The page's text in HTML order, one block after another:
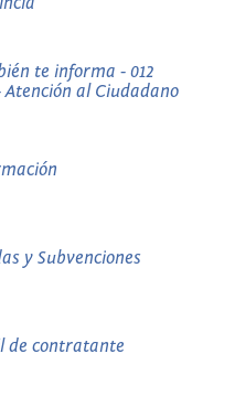
te informa - 012
Atención al Ciudadano
y Subvenciones
de contratante